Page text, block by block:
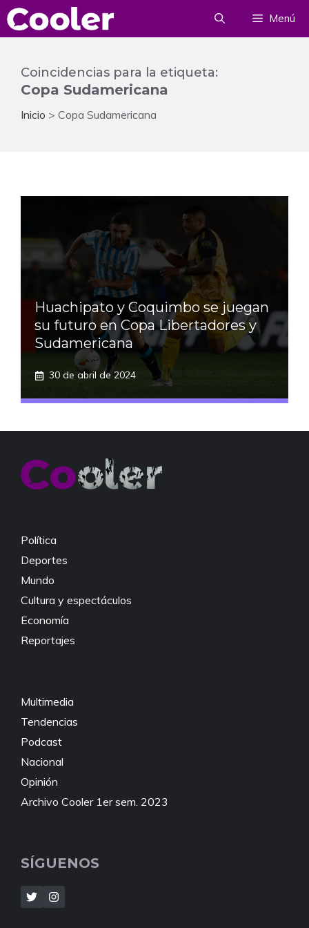
Saltar
al
Menú
Coincidencias para la etiqueta:
Copa Sudamericana
Inicio > Copa Sudamericana
Huachipato y Coquimbo se juegan
su futuro en Copa Libertadores y
Sudamericana
30 de abril de 2024
Política
Deportes
Mundo
Cultura y espectáculos
Economía
Reportajes
Multimedia
Tendencias
Podcast
Nacional
Opinión
Archivo Cooler 1er sem. 2023
SÍGUENOS